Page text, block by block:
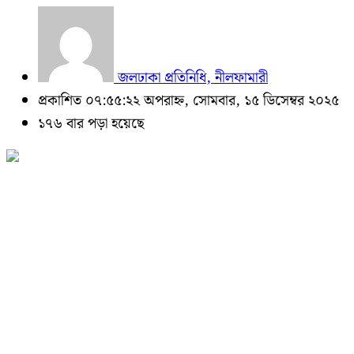
জলঢাকা প্রতিনিধি, নীলফামারী
প্রকাশিত ০৭:৫৫:২২ অপরাহ্ন, সোমবার, ১৫ ডিসেম্বর ২০২৫
১৭৬ বার পড়া হয়েছে